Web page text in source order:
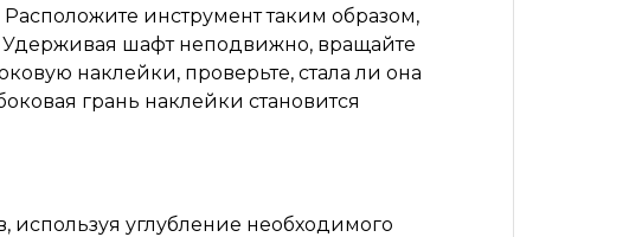
инструмент таким образом,
Удерживая шафт неподвижно, вращайте
наклейки, проверьте, стала ли она
грань наклейки становится
используя углубление необходимого